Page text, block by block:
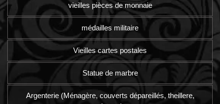
vieilles pièces de monnaie
médailles militaire
Vieilles cartes postales
Statue de marbre
Argenterie (Ménagère, couverts dépareillés, theillere,